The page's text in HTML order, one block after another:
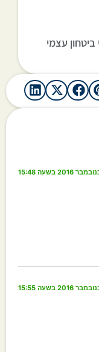
22 מכפילי ביטחון עצמי